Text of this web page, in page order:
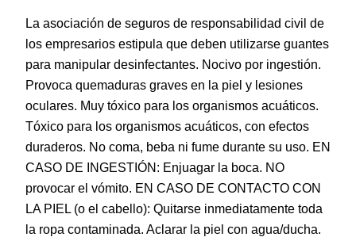
La asociación de seguros de responsabilidad civil de
los empresarios estipula que deben utilizarse guantes
para manipular desinfectantes. Nocivo por ingestión.
Provoca quemaduras graves en la piel y lesiones
oculares. Muy tóxico para los organismos acuáticos.
Tóxico para los organismos acuáticos, con efectos
duraderos. No coma, beba ni fume durante su uso. EN
CASO DE INGESTIÓN: Enjuagar la boca. NO
provocar el vómito. EN CASO DE CONTACTO CON
LA PIEL (o el cabello): Quitarse inmediatamente toda
la ropa contaminada. Aclarar la piel con agua/ducha.